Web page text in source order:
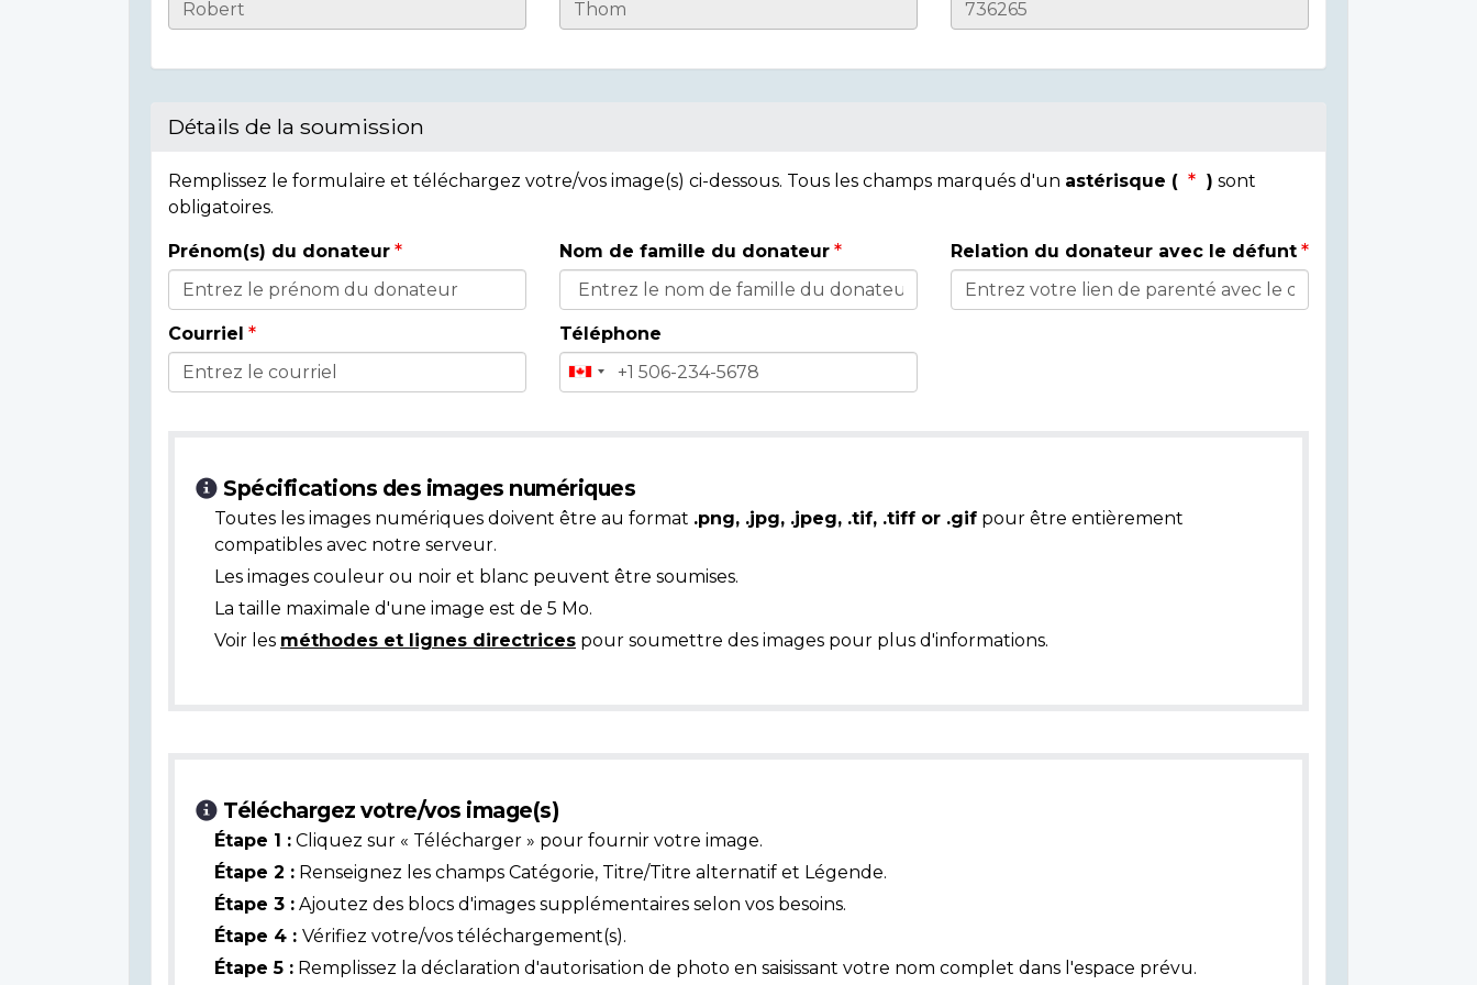
Informations
l'individu
Détails de la soumission
Remplissez le formulaire et téléchargez votre/vos image(s) ci-dessous. Tous les champs marqués d'un astérisque ( ) sont
obligatoires.
Détails
du
donateur
Prénom(s) du donateur Nom de famille du donateur Relation du donateur avec le défunt
Courriel Téléphone
Spécifications des images numériques
Toutes les images numériques doivent être au format .png, .jpg, .jpeg, .tif, .tiff or .gif pour être entièrement
compatibles avec notre serveur.
Les images couleur ou noir et blanc peuvent être soumises.
La taille maximale d'une image est de 5 Mo.
Voir les méthodes et lignes directrices pour soumettre des images pour plus d'informations.
Téléchargez votre/vos image(s)
Étape 1 : Cliquez sur « Télécharger » pour fournir votre image.
Étape 2 : Renseignez les champs Catégorie, Titre/Titre alternatif et Légende.
Étape 3 : Ajoutez des blocs d'images supplémentaires selon vos besoins.
Étape 4 : Vérifiez votre/vos téléchargement(s).
Étape 5 : Remplissez la déclaration d'autorisation de photo en saisissant votre nom complet dans l'espace prévu.